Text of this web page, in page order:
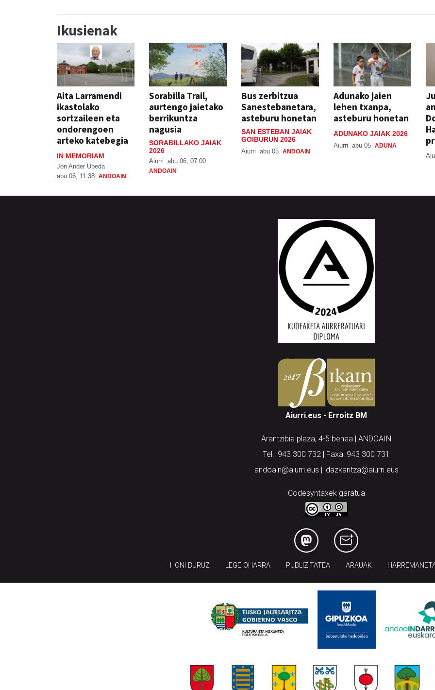
Ikusienak
Aita Larramendi
ikastolako
sortzaileen eta
ondorengoen
arteko katebegia
IN MEMORIAM
Jon Ander Ubeda
abu 06, 11:38 ANDOAIN
Sorabilla Trail,
aurtengo jaietako
berrikuntza
nagusia
SORABILLAKO JAIAK
2026
Aiurri abu 06, 07:00
ANDOAIN
Bus zerbitzua
Sanestebanetara,
asteburu honetan
SAN ESTEBAN JAIAK
GOIBURUN 2026
Aiurri abu 05 ANDOAIN
Adunako jaien
lehen txanpa,
asteburu honetan
ADUNAKO JAIAK 2026
Aiurri abu 05 ADUNA
Aiurri.eus - Erroitz BM
Arantzibia plaza, 4-5 behea | ANDOAIN
Tel.: 943 300 732 | Faxa: 943 300 731
andoain@aiurri.eus | idazkaritza@aiurri.eus
Codesyntaxek garatua
HONI BURUZ LEGE OHARRA PUBLIZITATEA ARAUAK